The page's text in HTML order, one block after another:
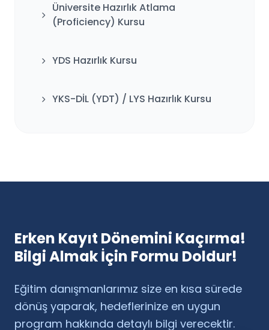
Üniversite Hazırlık Atlama
(Proficiency) Kursu
YDS Hazırlık Kursu
YKS-DİL (YDT) / LYS Hazırlık Kursu
Erken Kayıt Dönemini Kaçırma!
Bilgi Almak İçin Formu Doldur!
Eğitim danışmanlarımız size en kısa sürede
dönüş yaparak, hedeflerinize en uygun
program hakkında detaylı bilgi verecektir.